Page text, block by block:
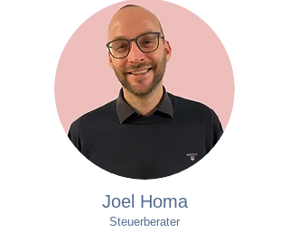
Joel Homa
Steuerberater